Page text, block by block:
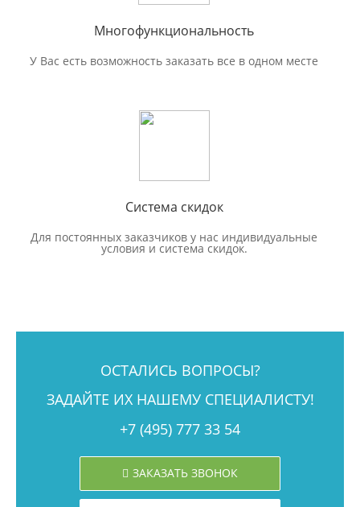
Многофункциональность
У Вас есть возможность заказать все в одном месте
Система скидок
Для постоянных заказчиков у нас индивидуальные
условия и система скидок.
ОСТАЛИСЬ ВОПРОСЫ?
ЗАДАЙТЕ ИХ НАШЕМУ СПЕЦИАЛИСТУ!
+7 (495) 777 33 54
ЗАКАЗАТЬ ЗВОНОК